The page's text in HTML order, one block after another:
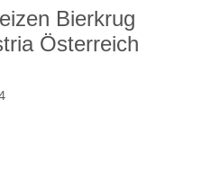
Bierkrug
Österreich